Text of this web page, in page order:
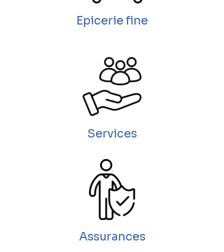
Epicerie fine
Services
Assurances